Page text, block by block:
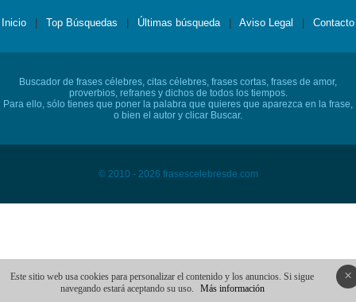
Inicio Top Búsquedas Últimas búsqueda Aviso Legal Contacto
Buscador de frases célebres, citas célebres, frases cortas, frases de amor,
proverbios, refranes y dichos de todos los tiempos.
Para ello, sólo tienes que poner la palabra que quieres que aparezca en la frase,
o bien el autor y clicar Buscar.
© 2010 - 2026 frasescelebresde.com
×
Este sitio web usa cookies para personalizar el contenido y los anuncios. Si sigue
navegando estará aceptando su uso.
Más información